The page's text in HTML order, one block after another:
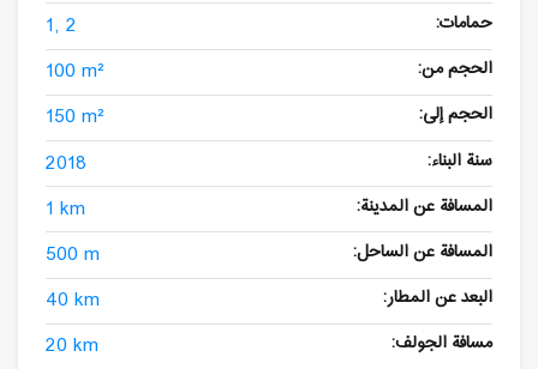
حمامات: 1, 2
الحجم من: 100 m²
الحجم إلى: 150 m²
سنة البناء: 2018
المسافة عن المدينة: 1 km
المسافة عن الساحل: 500 m
البعد عن المطار: 40 km
مسافة الجولف: 20 km